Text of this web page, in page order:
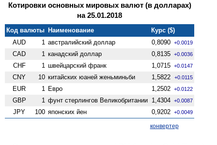
Котировки основных мировых валют (в долларах)
на 25.01.2018
Код валюты Наименование
Курс ($)
AUD
1 австралийский доллар 0,8090 +0.0019
CAD 1 канадский доллар 0,8135 +0.0036
CHF 1 швейцарский франк 1,0715 +0.0147
CNY 10 китайских юаней женьминьби 1,5822 +0.0115
EUR 1 Евро 1,2502 +0.0122
GBP 1 фунт стерлингов Велико­британии 1,4304 +0.0087
JPY 100 японских йен 0,9202 +0.0049
конвертер